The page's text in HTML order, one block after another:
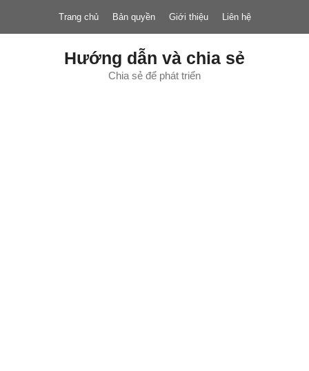
nội
Trang chủ Bản quyền Giới thiệu Liên hệ
Hướng dẫn và chia sẻ
Chia sẻ để phát triển